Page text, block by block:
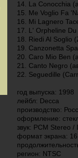
14. La Conocchia
15. Me Voglio Fa
16. Mi Lagnero
17. L' Orpheline
18. Riedi Al Soglio
19. Canzonetta
20. Caro Mio Ben
21. Canto Negro
22. Seguedille
год выпуска: 1998
лейбл: Decca
производство:
оформление:
звук: PCM Stereo /
формат экрана:
регион: NTSC